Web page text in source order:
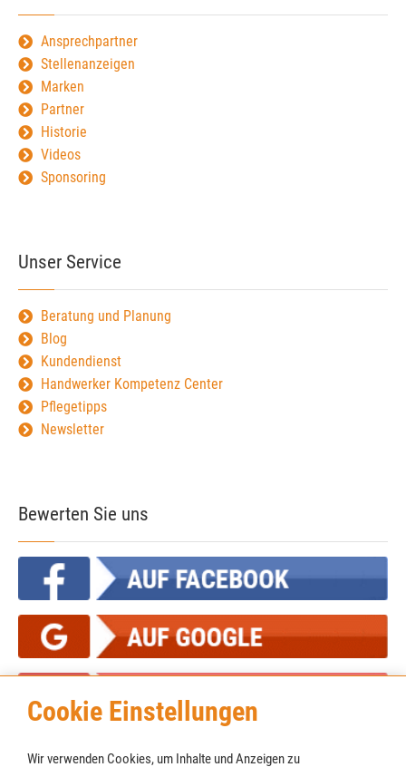
Cookie Einstellungen
Wir verwenden Cookies, um Inhalte und Anzeigen zu
Ansprechpartner
Stellenanzeigen
Marken
Partner
Historie
Videos
Sponsoring
Unser Service
Beratung und Planung
Blog
Kundendienst
Handwerker Kompetenz Center
Pflegetipps
Newsletter
Bewerten Sie uns